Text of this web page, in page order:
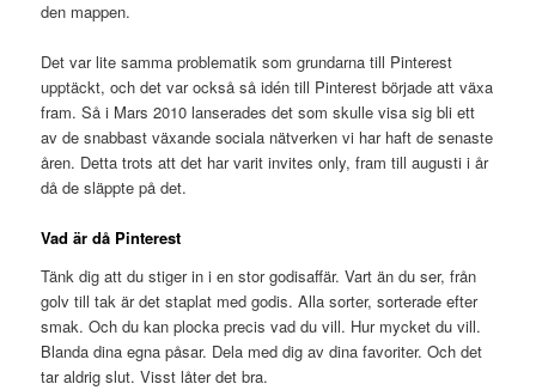
den mappen.
Det var lite samma problematik som grundarna till Pinterest
upptäckt, och det var också så idén till Pinterest började att växa
fram. Så i Mars 2010 lanserades det som skulle visa sig bli ett
av de snabbast växande sociala nätverken vi har haft de senaste
åren. Detta trots att det har varit invites only, fram till augusti i år
då de släppte på det.
Vad är då Pinterest
Tänk dig att du stiger in i en stor godisaffär. Vart än du ser, från
golv till tak är det staplat med godis. Alla sorter, sorterade efter
smak. Och du kan plocka precis vad du vill. Hur mycket du vill.
Blanda dina egna påsar. Dela med dig av dina favoriter. Och det
tar aldrig slut. Visst låter det bra.